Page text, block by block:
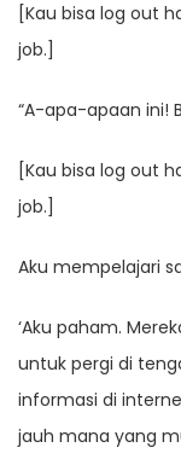
[Kau bisa log out
job.]
“A-apa-apaan ini!
[Kau bisa log out
job.]
Aku mempelajari
‘Aku paham.
untuk pergi di
informasi di
jauh mana yang